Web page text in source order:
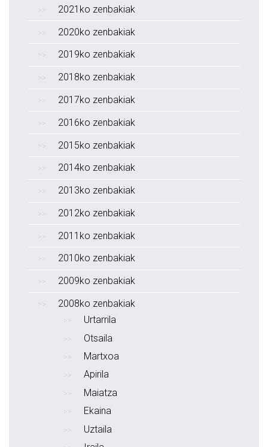
2021ko zenbakiak
2020ko zenbakiak
2019ko zenbakiak
2018ko zenbakiak
2017ko zenbakiak
2016ko zenbakiak
2015ko zenbakiak
2014ko zenbakiak
2013ko zenbakiak
2012ko zenbakiak
2011ko zenbakiak
2010ko zenbakiak
2009ko zenbakiak
2008ko zenbakiak
Urtarrila
Otsaila
Martxoa
Apirila
Maiatza
Ekaina
Uztaila